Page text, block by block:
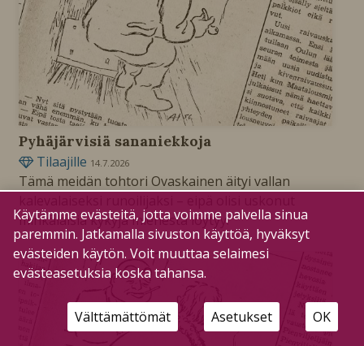
Pyhäjärvisiä sananiekkoja
Tilaajille 14.7.2026
Tämä meidän tohtori Ovaskainen äityi vallan
minkälaisia kykyjä miehestä löytyy.
Käytämme evästeitä, jotta voimme palvella sinua
paremmin. Jatkamalla sivuston käyttöä, hyväksyt
evästeiden käytön. Voit muuttaa selaimesi
evästeasetuksia koska tahansa.
Välttämättömät Asetukset OK